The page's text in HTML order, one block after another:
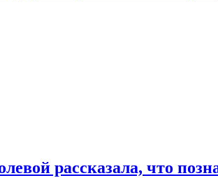
рассказала, что